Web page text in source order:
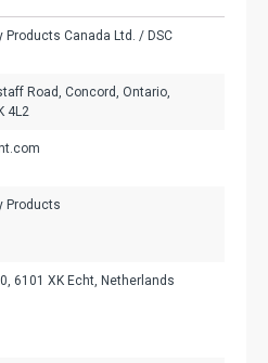
Products Canada Ltd. / DSC
Road, Concord, Ontario,
4L2
Products
6101 XK Echt, Netherlands